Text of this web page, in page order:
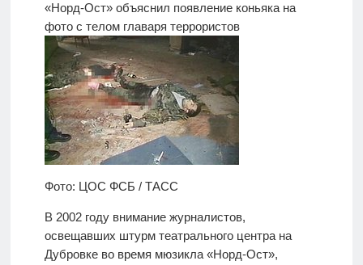
Версия для
слабовидящих
«Норд-Ост» объяснил появление коньяка на
фото с телом главаря террористов
Фото: ЦОС ФСБ / ТАСС
В 2002 году внимание журналистов,
освещавших штурм театрального центра на
Дубровке во время мюзикла «Норд-Ост»,